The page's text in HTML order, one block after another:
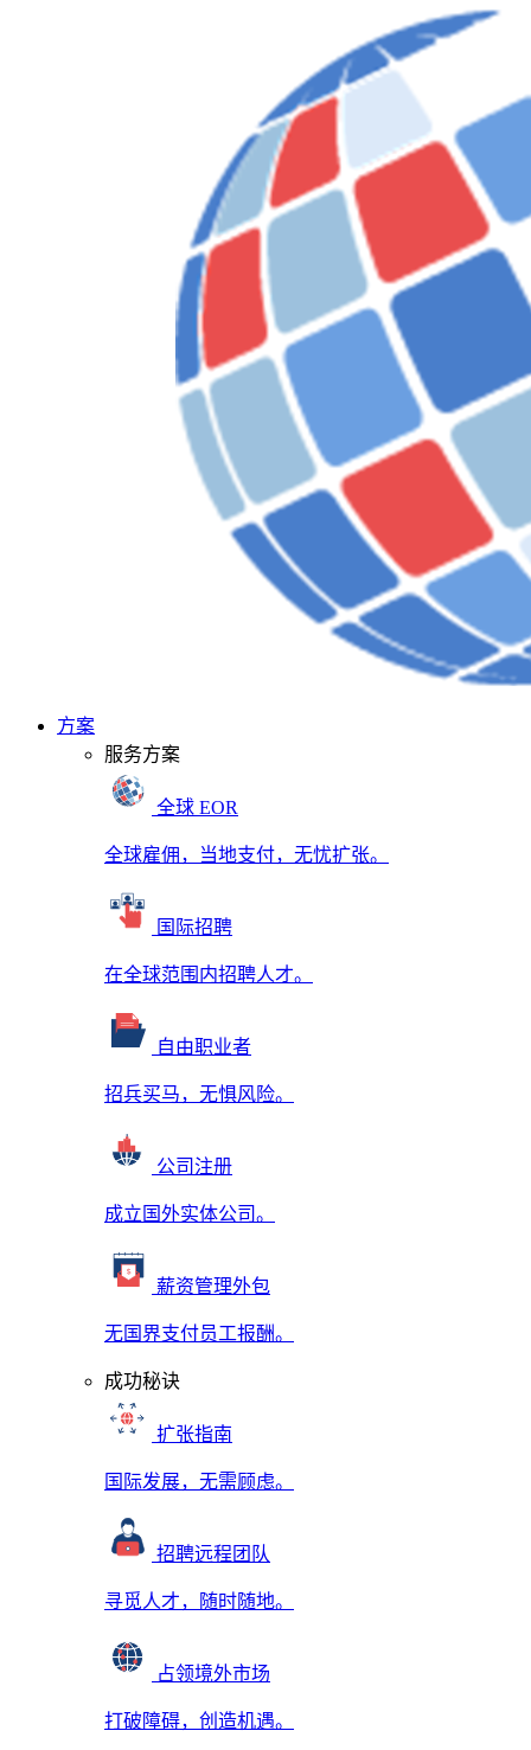
方案
服务方案
全球 EOR
全球雇佣，当地支付，无忧扩张。
国际招聘
在全球范围内招聘人才。
自由职业者
招兵买马，无惧风险。
公司注册
成立国外实体公司。
薪资管理外包
无国界支付员工报酬。
成功秘诀
扩张指南
国际发展，无需顾虑。
招聘远程团队
寻觅人才，随时随地。
占领境外市场
打破障碍，创造机遇。